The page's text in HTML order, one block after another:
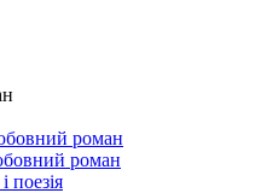
роман
роман
поезія